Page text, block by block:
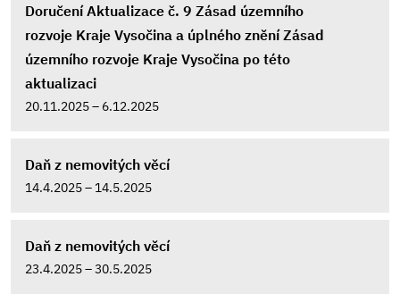
Doručení Aktualizace č. 9 Zásad územního
rozvoje Kraje Vysočina a úplného znění Zásad
územního rozvoje Kraje Vysočina po této
aktualizaci
20.11.2025 – 6.12.2025
Daň z nemovitých věcí
14.4.2025 – 14.5.2025
Daň z nemovitých věcí
23.4.2025 – 30.5.2025